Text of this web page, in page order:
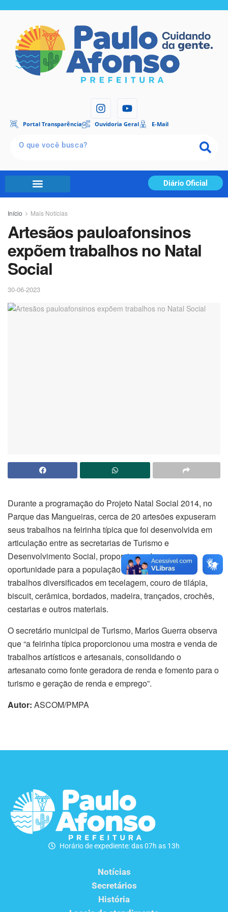
Portal Transparência Ouvidoria Geral E-Mail
Diário Oficial
Início Mais Notícias
Artesãos pauloafonsinos
expõem trabalhos no Natal
Social
30-06-2023
Durante a programação do Projeto Natal Social 2014, no
Parque das Mangueiras, cerca de 20 artesões expuseram
seus trabalhos na feirinha típica que foi desenvolvida em
articulação entre as secretarias de Turismo e
Desenvolvimento Social, proporcionando uma
oportunidade para a população e turistas encontrar
trabalhos diversificados em tecelagem, couro de tilápia,
biscuit, cerâmica, bordados, madeira, trançados, crochês,
cestarias e outros materiais.
O secretário municipal de Turismo, Marlos Guerra observa
que “a feirinha típica proporcionou uma mostra e venda de
trabalhos artísticos e artesanais, consolidando o
artesanato como fonte geradora de renda e fomento para o
turismo e geração de renda e emprego”.
Autor: ASCOM/PMPA
Horário de expediente: das 07h as 13h
Notícias
Secretários
História